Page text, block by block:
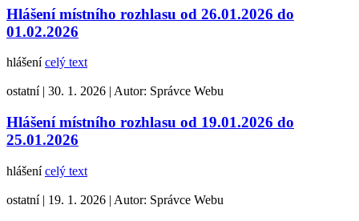
Hlášení místního rozhlasu od 26.01.2026 do
01.02.2026
hlášenícelý text
ostatní | 30. 1. 2026 | Autor: Správce Webu
Hlášení místního rozhlasu od 19.01.2026 do
25.01.2026
hlášenícelý text
ostatní | 19. 1. 2026 | Autor: Správce Webu